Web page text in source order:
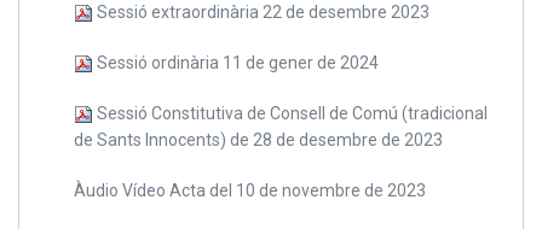
Sessió extraordinària 22 de desembre 2023
Sessió ordinària 11 de gener de 2024
Sessió Constitutiva de Consell de Comú (tradicional
de Sants Innocents) de 28 de desembre de 2023
Àudio Vídeo Acta del 10 de novembre de 2023